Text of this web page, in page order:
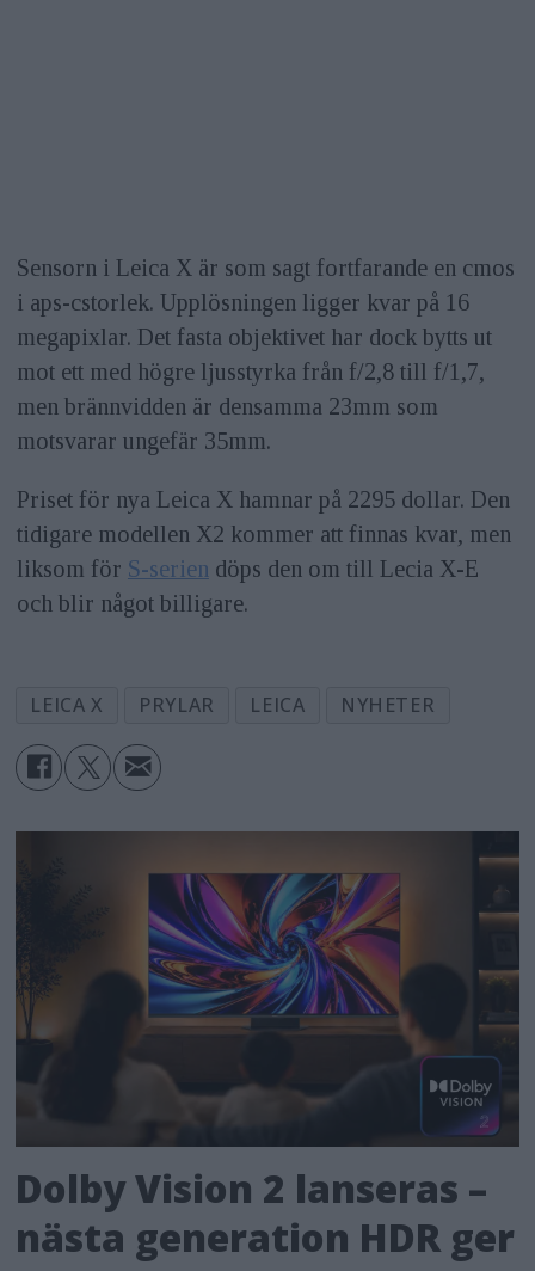
Sensorn i Leica X är som sagt fortfarande en cmos
i aps-cstorlek. Upplösningen ligger kvar på 16
megapixlar. Det fasta objektivet har dock bytts ut
mot ett med högre ljusstyrka från f/2,8 till f/1,7,
men brännvidden är densamma 23mm som
motsvarar ungefär 35mm.
Priset för nya Leica X hamnar på 2295 dollar. Den
tidigare modellen X2 kommer att finnas kvar, men
liksom för S-serien döps den om till Lecia X-E
och blir något billigare.
LEICA X PRYLAR LEICA NYHETER
Dolby Vision 2 lanseras –
nästa generation HDR ger